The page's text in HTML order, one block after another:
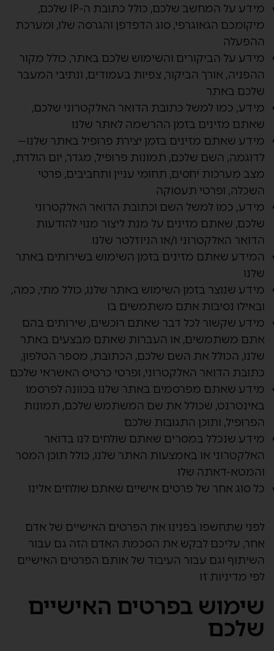
מידע על המחשב שלכם, כולל כתובת ה-IP שלכם,
מיקומכם הגאוגרפי, סוג הדפדפן והגרסה שלו, ומערכת
ההפעלה
מידע על הביקורים והשימוש שלכם באתר, כולל מקור
ההפניה, אורך הביקור, צפיות בעמודים, ונתיבי המעבר
שלכם באתר
מידע, כמו למשל כתובת הדואר האלקטרוני שלכם,
שאתם מזינים בזמן ההרשמה לאתר שלנו
מידע שאתם מזינים בזמן יצירת פרופיל באתר שלנו—
לדוגמה, השם שלכם, תמונות פרופיל, מגדר, יום הולדת,
מצב מערכות יחסים, תחומי עניין ותחביבים, פרטי
השכלה, ופרטי תעסוקה
מידע, כמו למשל השם וכתובת הדואר האלקטרוני
שלכם, שאתם מזינים על מנת ליצור מנוי להודעות
הדואר האלקטרוני ו/או הניוזלטר שלנו
המידע שאתם מזינים בזמן השימוש בשירותים באתר
שלנו
מידע שנוצר בזמן השימוש באתר שלנו, כולל מתי, כמה,
ובאילו נסיבות אתם משתמשים בו
מידע שקשור לכל דבר שאתם רוכשים, שירותים בהם
אתם משתמשים, או העברות שאתם מבצעים באתר
שלנו, הכולל את השם שלכם, הכתובת, מספר הטלפון,
כתובת הדואר האלקטרוני, ופרטי כרטיס האשראי שלכם
מידע שאתם מפרסמים באתר שלנו בכוונה לפרסמו
באינטרנט, שכולל את שם המשתמש שלכם, תמונות
הפרופיל, ותוכן התגובות שלכם
מידע שנכלל במסרים שאתם שולחים לנו בדואר
האלקטרוני או באמצעות האתר שלנו, כולל תוכן המסר
והמטא-דאתה שלו
כל סוג אחר של פרטים אישיים שאתם שולחים אלינו
לפני שתחשפו בפנינו את הפרטים האישיים של אדם
אחר, עליכם לבקש את הסכמת האדם הזה גם עבור
השיתוף וגם עבור העיבוד של אותם הפרטים האישיים
לפי מדיניות זו
שימוש בפרטים האישיים
שלכם